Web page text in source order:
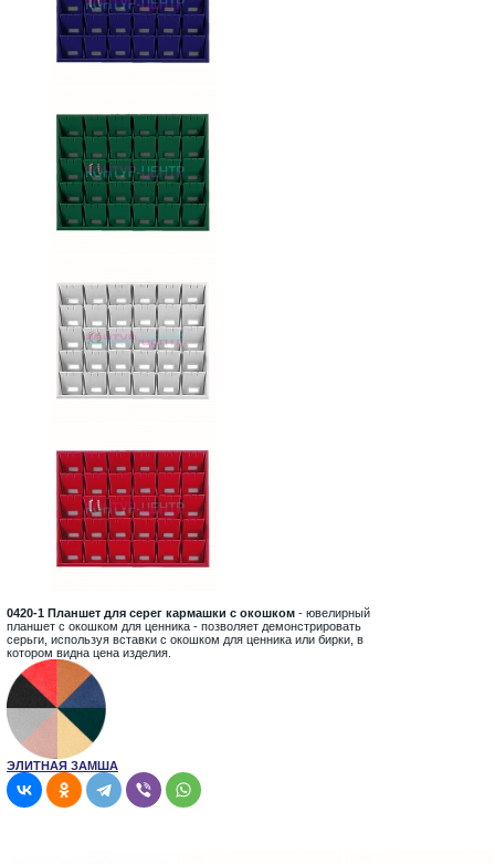
0420-1 Планшет для серег кармашки с окошком - ювелирный
планшет с окошком для ценника - позволяет демонстрировать
серьги, используя вставки с окошком для ценника или бирки, в
котором видна цена изделия.
ЭЛИТНАЯ ЗАМША